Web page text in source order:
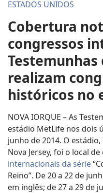
ESTADOS UNIDOS
Cobertura
congressos
Testemunhas
realizam
históricos no
NOVA IORQUE – As
estádio MetLife nos dois
junho de 2014. O
Nova Jersey, foi o local de
internacionais da série
Reino”. De 20 a 22 de
em inglês; de 27 a 29 de